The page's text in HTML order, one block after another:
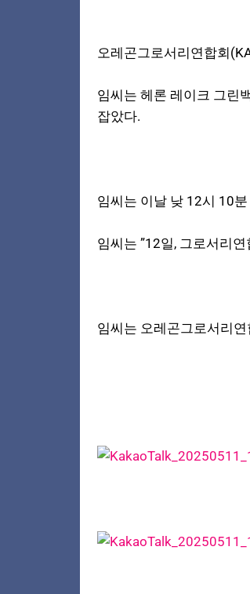
오레곤그로서리연합회
임씨는 헤론 레이크 그린
잡았다.
임씨는 이날 낮 12시 10
임씨는 ”12일, 그로서리
임씨는 오레곤그로서리